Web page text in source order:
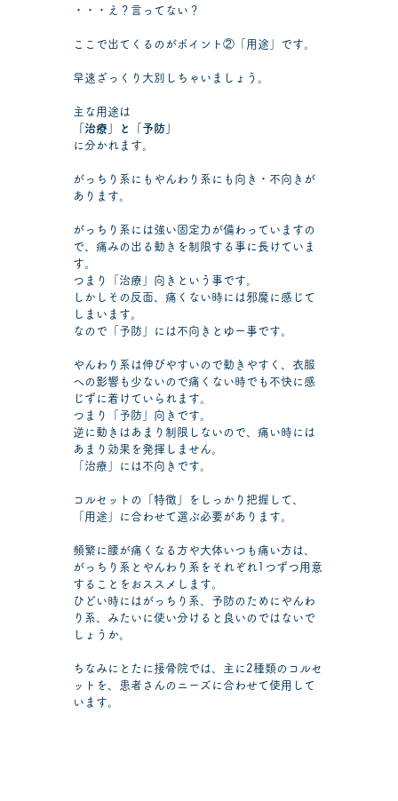
・・・え？言ってない？
ここで出てくるのがポイント②「用途」です。
早速ざっくり大別しちゃいましょう。
主な用途は
「治療」と「予防」
に分かれます。
がっちり系にもやんわり系にも向き・不向きが
あります。
がっちり系には強い固定力が備わっていますの
で、痛みの出る動きを制限する事に長けていま
す。
つまり「治療」向きという事です。
しかしその反面、痛くない時には邪魔に感じて
しまいます。
なので「予防」には不向きとゆー事です。
やんわり系は伸びやすいので動きやすく、衣服
への影響も少ないので痛くない時でも不快に感
じずに着けていられます。
つまり「予防」向きです。
逆に動きはあまり制限しないので、痛い時には
あまり効果を発揮しません。
「治療」には不向きです。
コルセットの「特徴」をしっかり把握して、
「用途」に合わせて選ぶ必要があります。
頻繁に腰が痛くなる方や大体いつも痛い方は、
がっちり系とやんわり系をそれぞれ1つずつ用意
することをおススメします。
ひどい時にはがっちり系、予防のためにやんわ
り系、みたいに使い分けると良いのではないで
しょうか。
ちなみにとたに接骨院では、主に2種類のコルセ
ットを、患者さんのニーズに合わせて使用して
います。